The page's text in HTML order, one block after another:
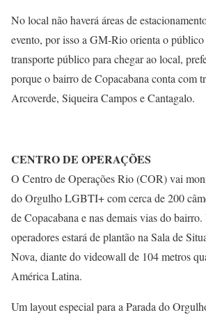
No local não haverá áreas de
evento, por isso a GM-Rio orienta o
transporte público para chegar ao local,
porque o bairro de Copacabana conta com
Arcoverde, Siqueira Campos e Cantagalo.
CENTRO DE OPERAÇÕES
O Centro de Operações Rio (COR) vai
do Orgulho LGBTI+ com cerca de 200
de Copacabana e nas demais vias do
operadores estará de plantão na Sala de
Nova, diante do videowall de 104 metros
América Latina.
Um layout especial para a Parada do